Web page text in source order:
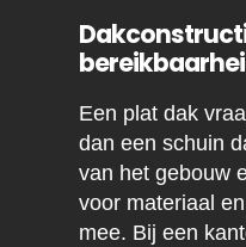
Een plat dak
dan een schuin
van het gebouw
voor materiaal
mee. Bij een